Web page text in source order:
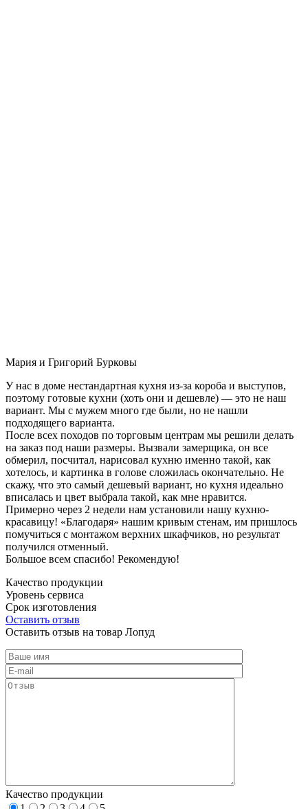
Мария и Григорий Бурковы
У нас в доме нестандартная кухня из-за короба и выступов,
поэтому готовые кухни (хоть они и дешевле) — это не наш
вариант. Мы с мужем много где были, но не нашли
подходящего варианта.
После всех походов по торговым центрам мы решили делать
на заказ под наши размеры. Вызвали замерщика, он все
обмерил, посчитал, нарисовал кухню именно такой, как
хотелось, и картинка в голове сложилась окончательно. Не
скажу, что это самый дешевый вариант, но кухня идеально
вписалась и цвет выбрала такой, как мне нравится.
Примерно через 2 недели нам установили нашу кухню-
красавицу! «Благодаря» нашим кривым стенам, им пришлось
помучиться с монтажом верхних шкафчиков, но результат
получился отменный.
Большое всем спасибо! Рекомендую!
Качество продукции
Уровень сервиса
Срок изготовления
Оставить отзыв
Оставить отзыв на товар Лопуд
Качество продукции